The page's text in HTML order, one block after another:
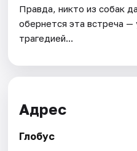
Правда, никто из собак
обернется эта встреча —
трагедией...
Адрес
Глобус